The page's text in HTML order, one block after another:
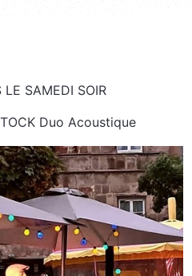
LE SAMEDI SOIR
Duo Acoustique